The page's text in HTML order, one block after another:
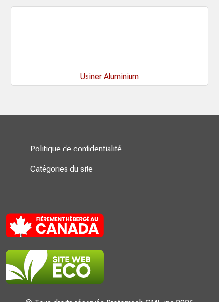
Usiner Aluminium
Politique de confidentialité
Catégories du site